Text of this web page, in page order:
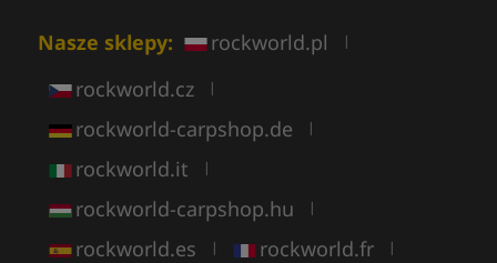
Nasze sklepy: rockworld.pl |
rockworld.cz |
rockworld-carpshop.de |
rockworld.it |
rockworld-carpshop.hu |
rockworld.es | rockworld.fr |